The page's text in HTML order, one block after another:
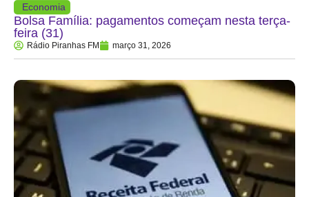
Economia
Bolsa Família: pagamentos começam nesta terça-
feira (31)
Rádio Piranhas FM março 31, 2026